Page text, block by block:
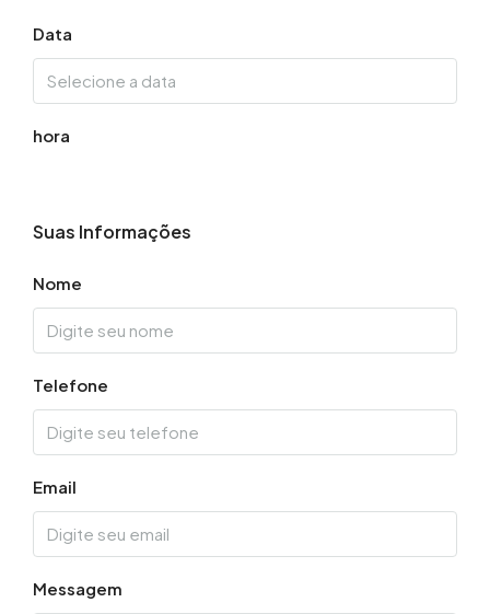
Data
hora
Suas Informações
Nome
Telefone
Email
Messagem